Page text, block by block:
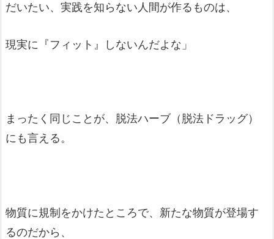
だいたい、実践を知らない人間が作るものは、
現実に『フィット』しないんだよな」
まったく同じことが、脱法ハーブ（脱法ドラッグ）
にも言える。
物質に規制をかけたところで、新たな物質が登場す
るのだから、